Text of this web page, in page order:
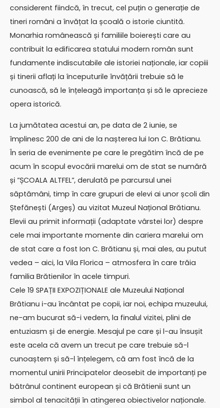
considerent fiindcă, în trecut, cel puțin o generație de
tineri români a învățat la școală o istorie ciuntită.
Monarhia românească și familiile boierești care au
contribuit la edificarea statului modern român sunt
fundamente indiscutabile ale istoriei naționale, iar copiii
și tinerii aflați la începuturile învățării trebuie să le
cunoască, să le înțeleagă importanța și să le aprecieze
opera istorică.
La jumătatea acestui an, pe data de 2 iunie, se
împlinesc 200 de ani de la nașterea lui Ion C. Brătianu.
În seria de evenimente pe care le pregătim încă de pe
acum în scopul evocării marelui om de stat se numără
și ”ȘCOALA ALTFEL”, derulată pe parcursul unei
săptămâni, timp în care grupuri de elevi ai unor școli din
Ștefănești (Argeș) au vizitat Muzeul Național Brătianu.
Elevii au primit informații (adaptate vârstei lor) despre
cele mai importante momente din cariera marelui om
de stat care a fost Ion C. Brătianu și, mai ales, au putut
vedea – aici, la Vila Florica – atmosfera în care trăia
familia Brătienilor în acele timpuri.
Cele 19 SPAȚII EXPOZIȚIONALE ale Muzeului Național
Brătianu i-au încântat pe copii, iar noi, echipa muzeului,
ne-am bucurat să-i vedem, la finalul vizitei, plini de
entuziasm și de energie. Mesajul pe care și l-au însușit
este acela că avem un trecut pe care trebuie să-l
cunoaștem și să-l înțelegem, că am fost încă de la
momentul unirii Principatelor deosebit de importanți pe
bătrânul continent european și că Brătienii sunt un
simbol al tenacității în atingerea obiectivelor naționale.